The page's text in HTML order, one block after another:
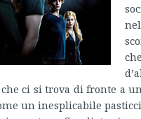
ci si trova di fronte a
un inesplicabile